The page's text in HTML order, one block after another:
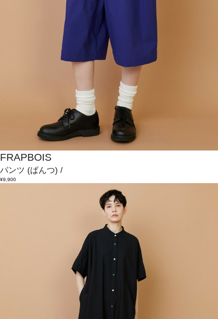
FRAPBOIS
パンツ (ぱんつ) /
¥9,900